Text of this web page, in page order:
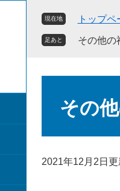
現在地 トップペ
足あと その他の
その
2021年12月2日更